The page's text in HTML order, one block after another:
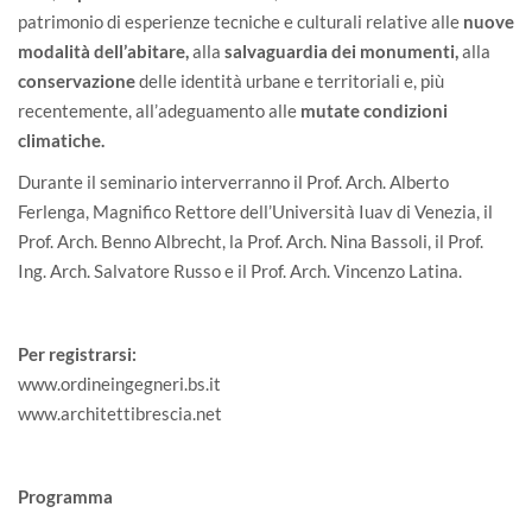
patrimonio di esperienze tecniche e culturali relative alle nuove
modalità dell’abitare,alla salvaguardia dei monumenti,alla
conservazionedelle identità urbane e territoriali e, più
recentemente, all’adeguamento alle mutate condizioni
climatiche.
Durante il seminario interverranno il Prof. Arch. Alberto
Ferlenga, Magnifico Rettore dell’Università Iuav di Venezia, il
Prof. Arch. Benno Albrecht, la Prof. Arch. Nina Bassoli, il Prof.
Ing. Arch. Salvatore Russo e il Prof. Arch. Vincenzo Latina.
Per registrarsi:
www.ordineingegneri.bs.it
www.architettibrescia.net
Programma